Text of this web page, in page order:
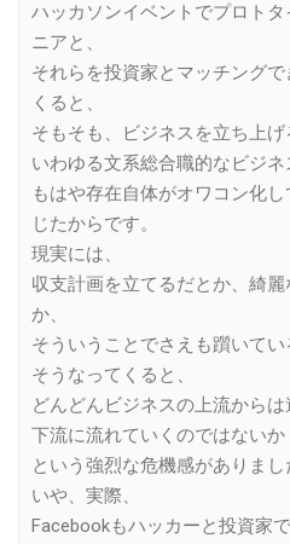
ハッカソンイベントでプロト
ニアと、
それらを投資家とマッチング
くると、
そもそも、ビジネスを立ち上げ
いわゆる文系総合職的なビジネ
もはや存在自体がオワコン化
じたからです。
現実には、
収支計画を立てるだとか、綺
か、
そういうことでさえも躓いてい
そうなってくると、
どんどんビジネスの上流からは
下流に流れていくのではないか
という強烈な危機感がありまし
いや、実際、
Facebookもハッカーと投資家